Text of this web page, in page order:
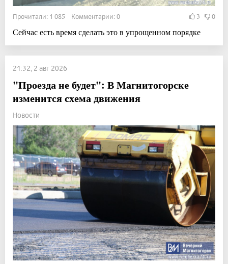
Прочитали: 1 085 Комментарии: 0 3 0
Сейчас есть время сделать это в упрощенном порядке
21:32, 2 авг 2026
"Проезда не будет": В Магнитогорске
изменится схема движения
Новости